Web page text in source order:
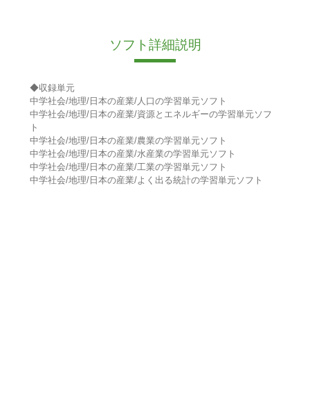
ソフト詳細説明
◆収録単元
中学社会/地理/日本の産業/人口の学習単元ソフト
中学社会/地理/日本の産業/資源とエネルギーの学習単元ソフ
ト
中学社会/地理/日本の産業/農業の学習単元ソフト
中学社会/地理/日本の産業/水産業の学習単元ソフト
中学社会/地理/日本の産業/工業の学習単元ソフト
中学社会/地理/日本の産業/よく出る統計の学習単元ソフト